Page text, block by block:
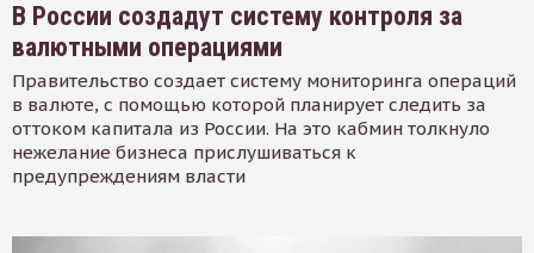
В России создадут систему контроля за
валютными операциями
Правительство создает систему мониторинга операций
в валюте, с помощью которой планирует следить за
оттоком капитала из России. На это кабмин толкнуло
нежелание бизнеса прислушиваться к
предупреждениям власти